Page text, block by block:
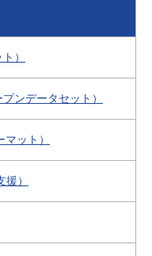
）
ンデータセット）
ット）
）